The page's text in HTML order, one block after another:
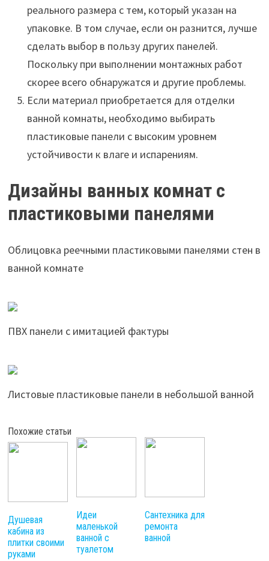
реального размера с тем, который указан на
упаковке. В том случае, если он разнится, лучше
сделать выбор в пользу других панелей.
Поскольку при выполнении монтажных работ
скорее всего обнаружатся и другие проблемы.
Если материал приобретается для отделки
ванной комнаты, необходимо выбирать
пластиковые панели с высоким уровнем
устойчивости к влаге и испарениям.
Дизайны ванных комнат с
пластиковыми панелями
Облицовка реечными пластиковыми панелями стен в
ванной комнате
ПВХ панели с имитацией фактуры
Листовые пластиковые панели в небольшой ванной
Похожие статьи
Душевая
кабина из
плитки своими
руками
Идеи
маленькой
ванной с
туалетом
Сантехника для
ремонта
ванной